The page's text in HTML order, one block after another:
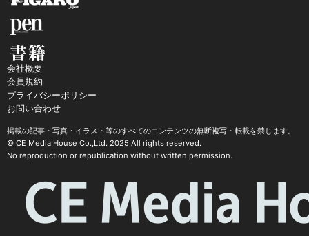
会社概要
会員規約
プライバシーポリシー
お問い合わせ
掲載の記事・写真・イラスト等のすべてのコンテンツの無断複写・転載を禁じます。
© CE Media House Co.,Ltd. 2025 All rights reserved.
No reproduction or republication without written permission.